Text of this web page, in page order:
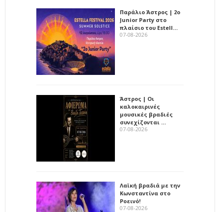
Παράλιο Άστρος | 2ο
Junior Party στο
πλαίσιο του Estell…
07-08-2026
Άστρος | Οι
καλοκαιρινές
μουσικές βραδιές
συνεχίζονται …
07-08-2026
Λαϊκή βραδιά με την
Κωνσταντίνα στο
Ροεινό!
07-08-2026